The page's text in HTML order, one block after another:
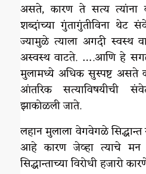
असते, कारण ते सत्य त्यांना
शब्दांच्या गुंतागुंतीविना
ज्यामुळे त्याला अगदी स्वस्थ
अस्वस्थ वाटते. ….आणि हे सगळे
मुलामध्ये अधिक सुस्पष्ट असते
आंतरिक सत्याविषयीची
झाकोळली जाते.
लहान मुलाला वेगवेगळे
आहे कारण जेव्हा त्याचे मन
सिद्धान्ताच्या विरोधी हजारो